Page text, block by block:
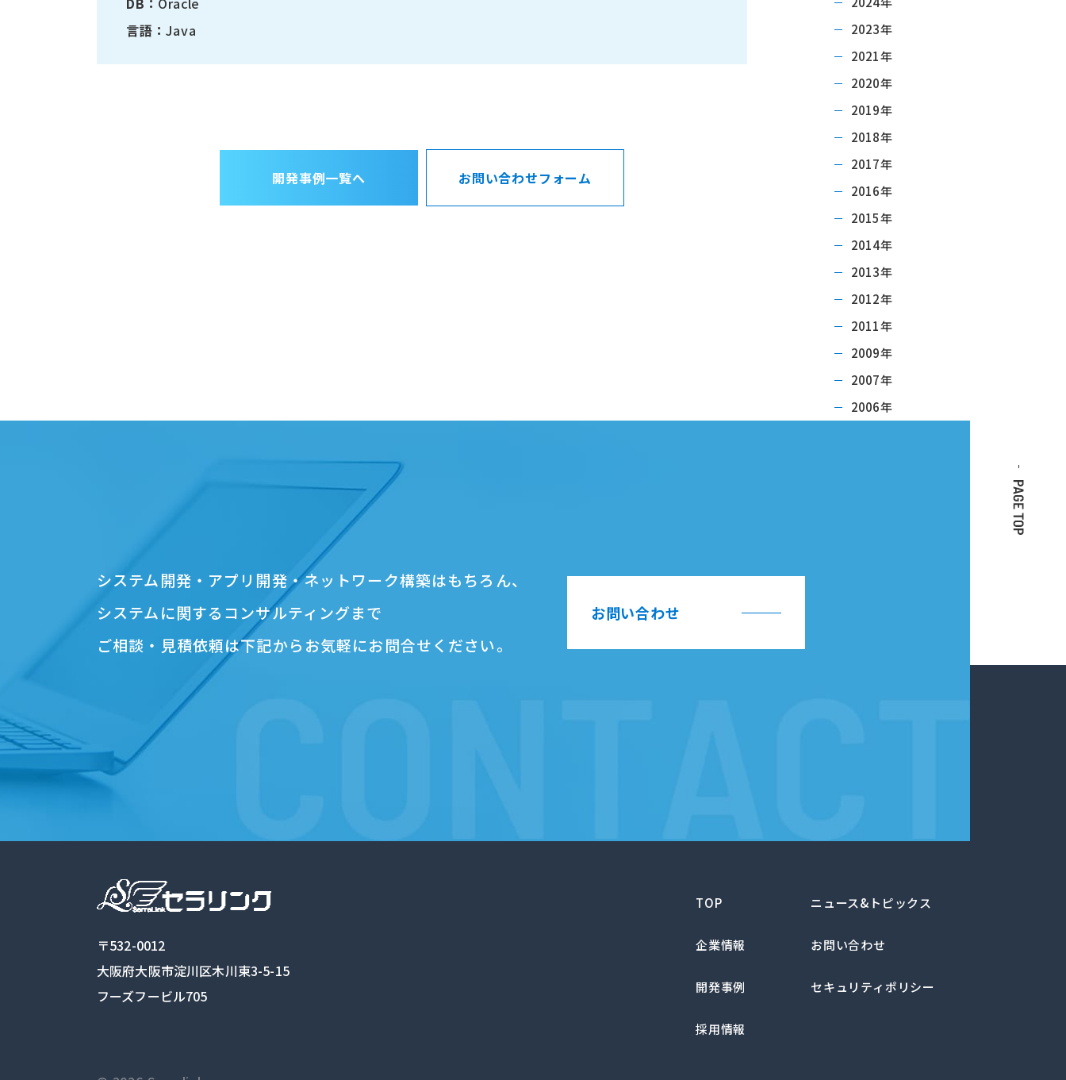
言語：Java
開発事例一覧へ お問い合わせフォーム
2023年
2021年
2020年
2019年
2018年
2017年
2016年
2015年
2014年
2013年
2012年
2011年
2009年
2007年
2006年
システム開発・アプリ開発・ネットワーク構築はもちろん、
システムに関するコンサルティングまで
ご相談・見積依頼は下記からお気軽にお問合せください。
お問い合わせ
〒532-0012
大阪府大阪市淀川区木川東3-5-15
フーズフービル705
TOP ニュース&トピックス
企業情報 お問い合わせ
開発事例 セキュリティポリシー
採用情報